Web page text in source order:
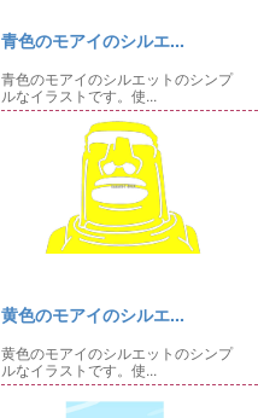
青色のモアイのシルエ...
青色のモアイのシルエットのシンプ
ルなイラストです。使...
黄色のモアイのシルエ...
黄色のモアイのシルエットのシンプ
ルなイラストです。使...